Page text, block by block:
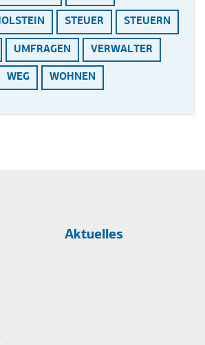
STEUER STEUERN
UMFRAGEN VERWALTER
WEG WOHNEN
Aktuelles